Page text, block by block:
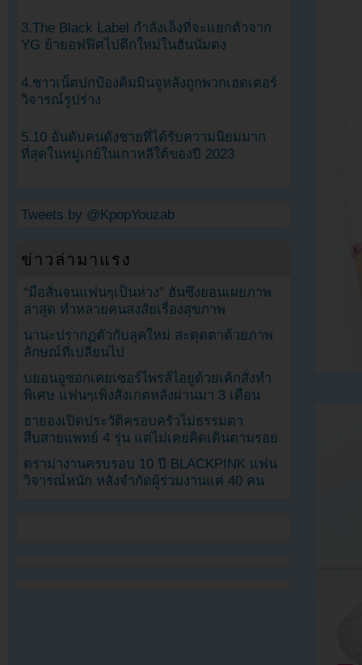
3.The Black Label กำลังเล็งที่จะแยกตัวจาก
YG ย้ายอฟฟิศไปตึกใหม่ในฮันนัมดง
4.ชาวเน็ตปกป้องคิมมินจูหลังถูกพวกเฮดเตอร์
วิจารณ์รูปร่าง
5.10 อันดับคนดังชายที่ได้รับความนิยมมาก
ที่สุดในหมู่เกย์ในเกาหลีใต้ของปี 2023
Tweets by @KpopYouzab
ข่าวล่ามาแรง
“มือสั่นจนแฟนๆเป็นห่วง” ฮันซึงยอนเผยภาพ
ล่าสุด ทำหลายคนสงสัยเรื่องสุขภาพ
นานะปรากฏตัวกับลุคใหม่ สะดุดตาด้วยภาพ
ลักษณ์ที่เปลี่ยนไป
บยอนอูซอกเคยเซอร์ไพรส์ไอยูด้วยเค้กสั่งทำ
พิเศษ แฟนๆเพิ่งสังเกตหลังผ่านมา 3 เดือน
ฮายองเปิดประวัติครอบครัวไม่ธรรมดา
สืบสายแพทย์ 4 รุ่น แต่ไม่เคยคิดเดินตามรอย
ดราม่างานครบรอบ 10 ปี BLACKPINK แฟน
วิจารณ์หนัก หลังจำกัดผู้ร่วมงานแค่ 40 คน